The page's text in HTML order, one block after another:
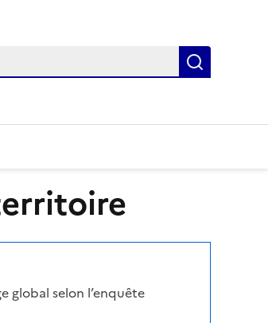
global selon l’enquête